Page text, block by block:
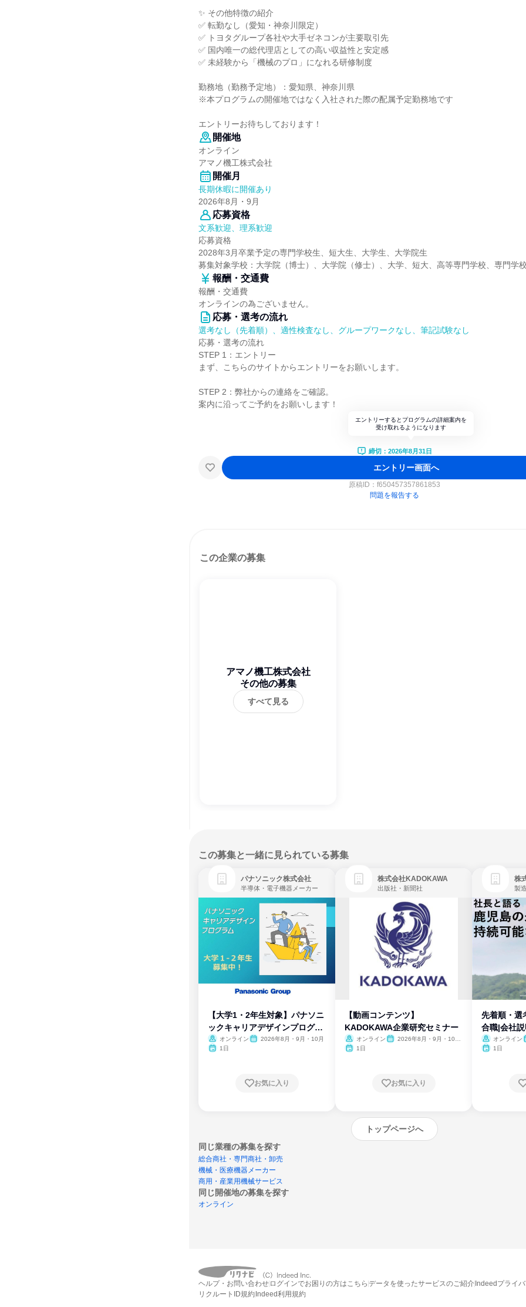
✨ その他特徴の紹介
✅ 転勤なし（愛知・神奈川限定）
✅ トヨタグループ各社や大手ゼネコンが主要取引先
✅ 国内唯一の総代理店としての高い収益性と安定感
✅ 未経験から「機械のプロ」になれる研修制度
勤務地（勤務予定地）：愛知県、神奈川県
※本プログラムの開催地ではなく入社された際の配属予定勤務地です
エントリーお待ちしております！
開催地
オンライン
アマノ機工株式会社
開催月
長期休暇に開催あり
2026年8月・9月
応募資格
文系歓迎、理系歓迎
応募資格
2028年3月卒業予定の専門学校生、短大生、大学生、大学院生
募集対象学校：大学院（博士）、大学院（修士）、大学、短大、高等専門学校、専門学
報酬・交通費
報酬・交通費
オンラインの為ございません。
応募・選考の流れ
選考なし（先着順）、適性検査なし、グループワークなし、筆記試験なし
応募・選考の流れ
STEP 1：エントリー
まず、こちらのサイトからエントリーをお願いします。
STEP 2：弊社からの連絡をご確認。
案内に沿ってご予約をお願いします！
エントリーするとプログラムの詳細案内を
受け取れるようになります
締切：2026年8月31日
エントリー画面へ
原稿ID： f650457357861853
問題を報告する
この企業の募集
アマノ機工株式会社
その他の募集
すべて見る
この募集と一緒に見られている募集
パナソニック株式会社
半導体・電子機器メーカー
【大学1・2年生対象】パナソニ
ックキャリアデザインプログラ
ム
オンライン
2026年8月・9月・10月
1日
お気に入り
株式会社KADOKAWA
出版社・新聞社
【動画コンテンツ】
KADOKAWA企業研究セミナー
オンライン
2026年8月・9月・10
1日
お気に入り
株
製
先着順・選
合職|会社
オンライン
1日
トップページへ
同じ業種の募集を探す
総合商社・専門商社・卸売
機械・医療機器メーカー
商用・産業用機械サービス
同じ開催地の募集を探す
オンライン
ヘルプ・お問い合わせ ログインでお困りの方はこちら データを使ったサービスのご紹介 Indeedプライ
リクルートID規約 Indeed利用規約